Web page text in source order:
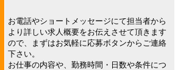
お電話やショートメッセージにて担当者から
より詳しい求人概要をお伝えさせて頂きます
ので、まずはお気軽に応募ボタンからご連絡
下さい。
お仕事の内容や、勤務時間・日数や条件につ